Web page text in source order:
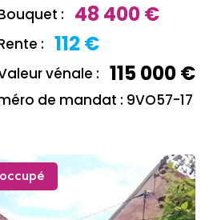
: 48 400 €
: 112 €
vénale : 115 000 €
de mandat : 9VO57-17